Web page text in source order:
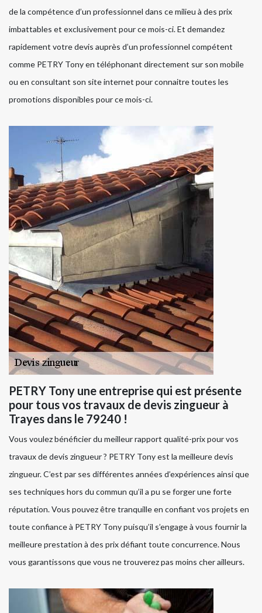
de la compétence d’un professionnel dans ce milieu à des prix
imbattables et exclusivement pour ce mois-ci. Et demandez
rapidement votre devis auprès d’un professionnel compétent
comme PETRY Tony en téléphonant directement sur son mobile
ou en consultant son site internet pour connaitre toutes les
promotions disponibles pour ce mois-ci.
PETRY Tony une entreprise qui est présente
pour tous vos travaux de devis zingueur à
Trayes dans le 79240 !
Vous voulez bénéficier du meilleur rapport qualité-prix pour vos
travaux de devis zingueur ? PETRY Tony est la meilleure devis
zingueur. C’est par ses différentes années d’expériences ainsi que
ses techniques hors du commun qu’il a pu se forger une forte
réputation. Vous pouvez être tranquille en confiant vos projets en
toute confiance à PETRY Tony puisqu’il s’engage à vous fournir la
meilleure prestation à des prix défiant toute concurrence. Nous
vous garantissons que vous ne trouverez pas moins cher ailleurs.